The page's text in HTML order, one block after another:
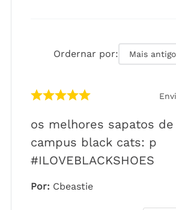
Ordernar por: Mais
os melhores sapatos
campus black cats: p
#ILOVEBLACKSHOES
Por: Cbeastie